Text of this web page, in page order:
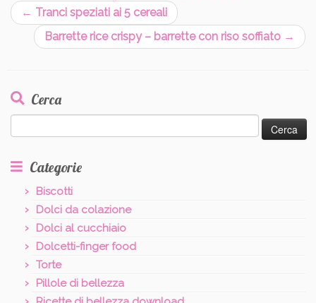
← Tranci speziati ai 5 cereali
Barrette rice crispy – barrette con riso soffiato →
Cerca
per:
Categorie
Biscotti
Dolci da colazione
Dolci al cucchiaio
Dolcetti-finger food
Torte
Pillole di bellezza